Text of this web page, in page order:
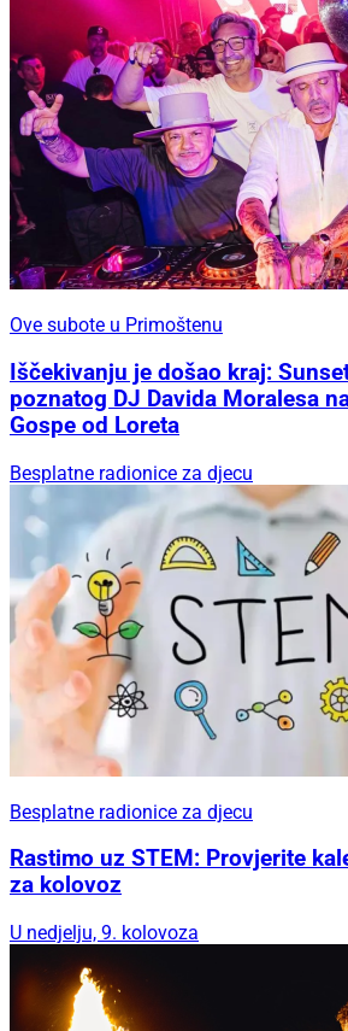
Ove subote u Primoštenu
Iščekivanju je došao kraj:
poznatog DJ Davida Moralesa
Gospe od Loreta
Besplatne radionice za djecu
Besplatne radionice za djecu
Rastimo uz STEM: Provjerite
za kolovoz
U nedjelju, 9. kolovoza